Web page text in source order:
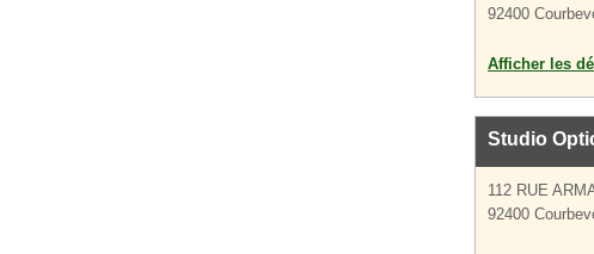
92400
Afficher les
Studio
112 RUE
92400